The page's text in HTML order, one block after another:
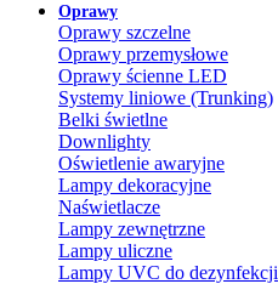
Oprawy
Oprawy szczelne
Oprawy przemysłowe
Oprawy ścienne LED
Systemy liniowe (Trunking)
Belki świetlne
Downlighty
Oświetlenie awaryjne
Lampy dekoracyjne
Naświetlacze
Lampy zewnętrzne
Lampy uliczne
Lampy UVC do dezynfekcji